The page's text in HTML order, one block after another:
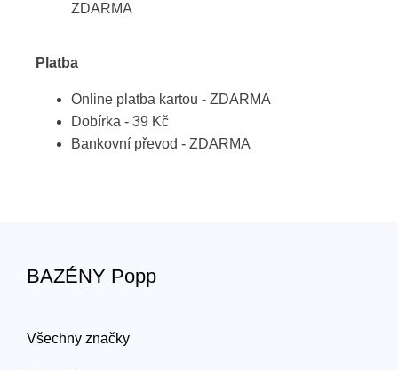
ZDARMA
Platba
Online platba kartou - ZDARMA
Dobírka - 39 Kč
Bankovní převod - ZDARMA
BAZÉNY Popp
Všechny značky